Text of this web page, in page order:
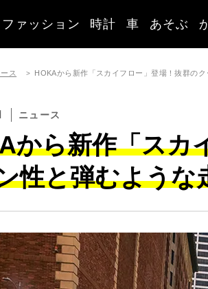
ファッション 時計 車 あそぶ
ス HOKAから新作「スカイフロー」登場！抜群の
ニュース
から新作「スカ
性と弾むような